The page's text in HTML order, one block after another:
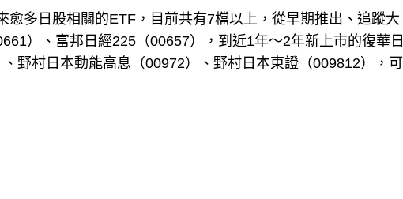
愈多日股相關的ETF，目前共有7檔以上，從早期推出、追蹤大
）、富邦日經225（00657），到近1年～2年新上市的復華日
野村日本動能高息（00972）、野村日本東證（009812），可